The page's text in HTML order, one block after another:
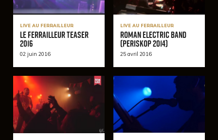
LIVE AU FERRAILLEUR
Le Ferrailleur Teaser
2016
02 juin 2016
LIVE AU FERRAILLEUR
Roman Electric Band
(Periskop 2014)
25 avril 2016